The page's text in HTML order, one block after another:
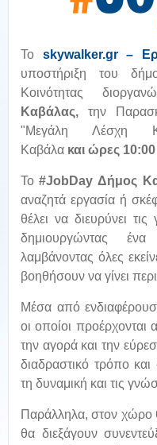
Το skywalker.gr –
υποστήριξη του
Κοινότητας
Καβάλας, την
"Μεγάλη Λέσχη
Καβάλα και ώρες 10:00
Το#JobDay Δήμος
αναζητά εργασία ή
θέλει να διευρύνει τις
δημιουργώντας
λαμβάνοντας όλες
βοηθήσουν να γίνει
Μέσα από
οι οποίοι προέρχονται
την αγορά και την
διαδραστικό τρόπο
τη δυναμική και τις
Παράλληλα, στον χώρο
θα διεξάγουν